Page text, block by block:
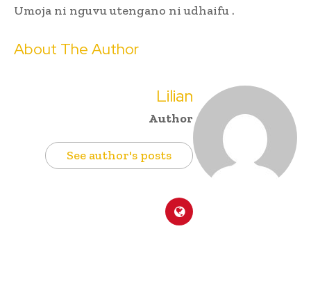
Umoja ni nguvu utengano ni udhaifu .
About The Author
Lilian
Author
See author's posts